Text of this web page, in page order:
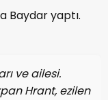
Baydar yaptı.
ve ailesi.
Hrant, ezilen